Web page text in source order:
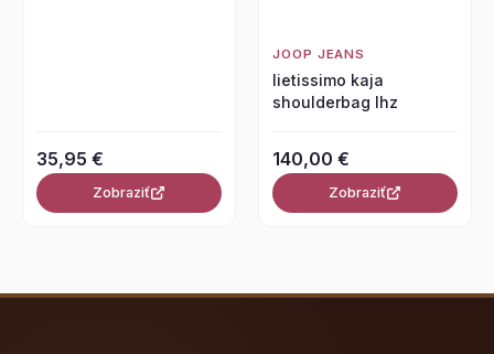
35,95 €
Zobraziť
JOOP JEANS
lietissimo kaja
shoulderbag lhz
140,00 €
Zobraziť